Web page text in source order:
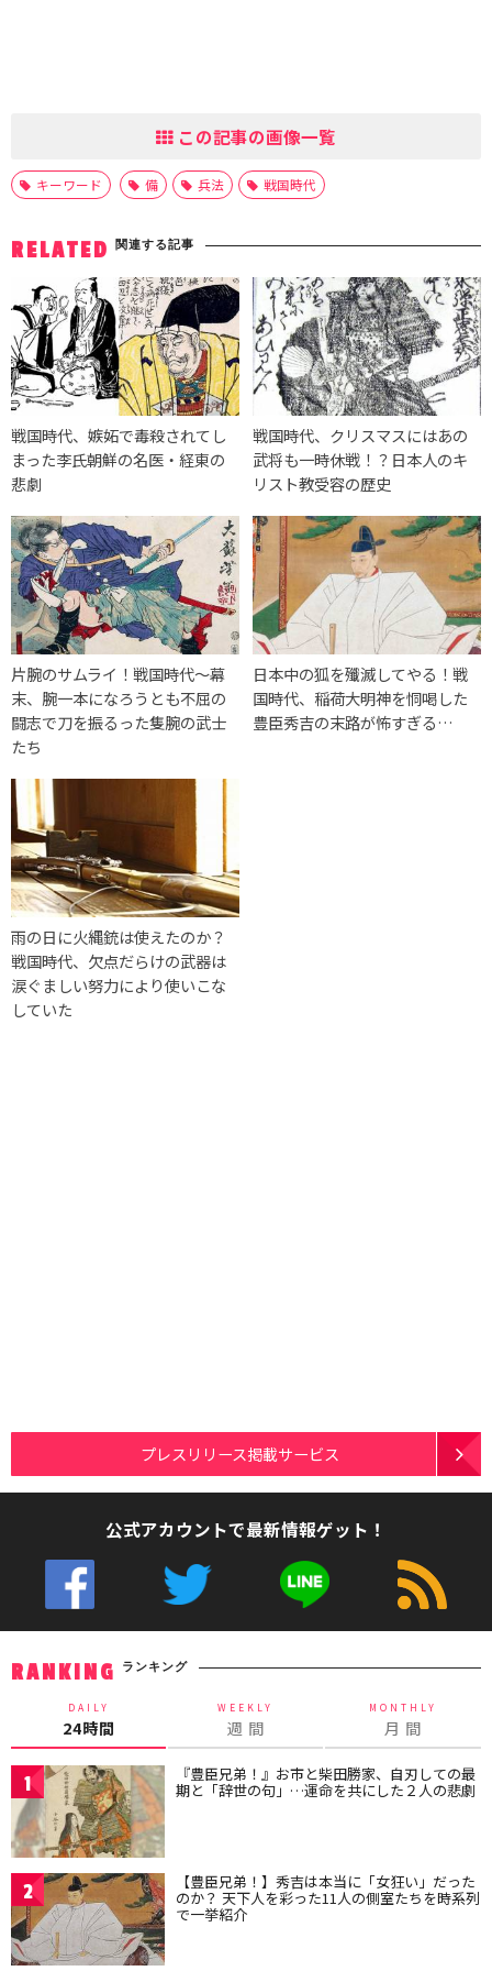
この記事の画像一覧
キーワード 備 兵法 戦国時代
RELATED 関連する記事
戦国時代、嫉妬で毒殺されてし
まった李氏朝鮮の名医・経東の
悲劇
戦国時代、クリスマスにはあの
武将も一時休戦！？日本人のキ
リスト教受容の歴史
片腕のサムライ！戦国時代〜幕
末、腕一本になろうとも不屈の
闘志で刀を振るった隻腕の武士
たち
日本中の狐を殲滅してやる！戦
国時代、稲荷大明神を恫喝した
豊臣秀吉の末路が怖すぎる…
雨の日に火縄銃は使えたのか？
戦国時代、欠点だらけの武器は
涙ぐましい努力により使いこな
していた
プレスリリース掲載サービス
公式アカウントで最新情報ゲット！
RANKING ランキング
DAILY
24時間
WEEKLY
週 間
MONTHLY
月 間
1 『豊臣兄弟！』お市と柴田勝家、自刃しての最
期と「辞世の句」…運命を共にした２人の悲劇
2 【豊臣兄弟！】秀吉は本当に「女狂い」だった
のか？ 天下人を彩った11人の側室たちを時系列
で一挙紹介